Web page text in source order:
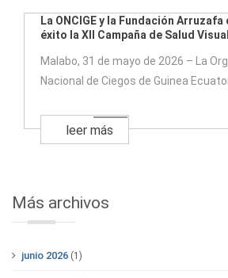
La ONCIGE y la Fundación
éxito la XII Campaña de Salud
Malabo, 31 de mayo de 2026 – La
Nacional de Ciegos de Guinea
leer más
Más archivos
junio 2026 (1)